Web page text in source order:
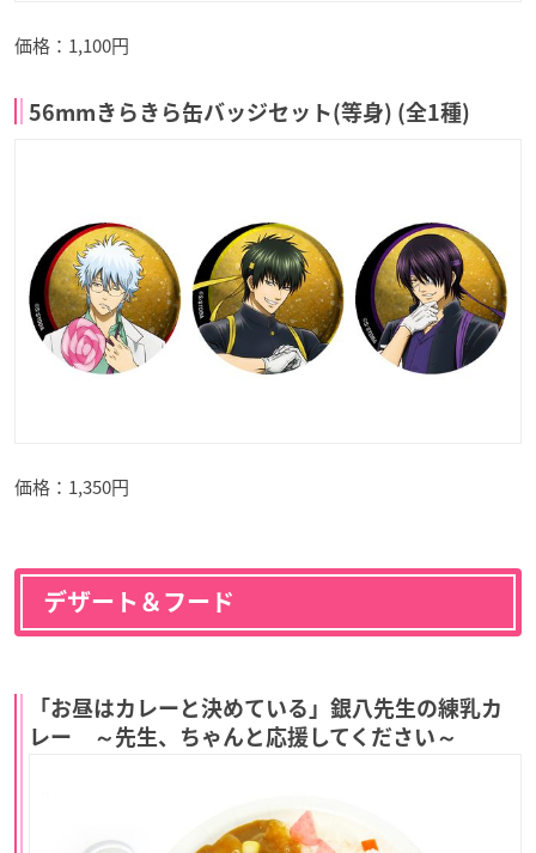
価格：1,100円
56mmきらきら缶バッジセット(等身) (全1種)
価格：1,350円
デザート＆フード
「お昼はカレーと決めている」銀八先生の練乳カ
レー ～先生、ちゃんと応援してください～